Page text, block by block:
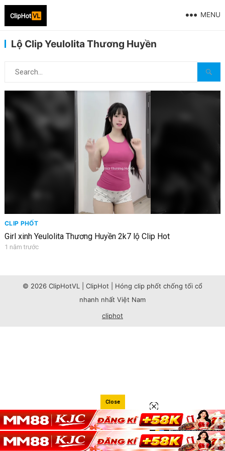
MENU
Lộ Clip Yeulolita Thương Huyền
CLIP PHỐT
Girl xinh Yeulolita Thương Huyền 2k7 lộ Clip Hot
1 năm trước
© 2026 ClipHotVL | ClipHot | Hóng clip phốt chống tối cổ
nhanh nhất Việt Nam
cliphot
Close